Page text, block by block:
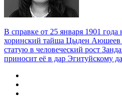
В справке от 25 января 1901
хоринский тайша Цыден Аюшеев
статую в человеческий рост
приносит её в дар Эгитуйскому